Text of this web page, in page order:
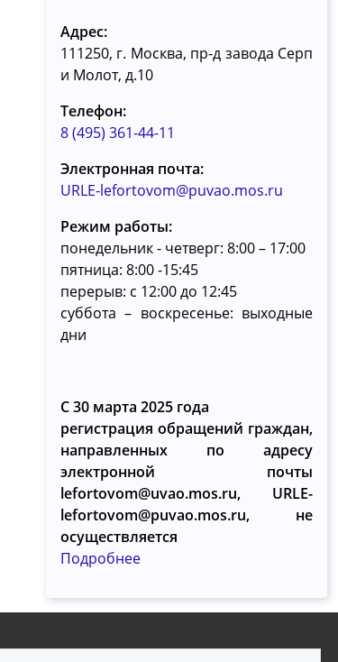
Адрес:
111250, г. Москва, пр-д завода Серп
и Молот, д.10
Телефон:
8 (495) 361-44-11
Электронная почта:
URLE-lefortovom@puvao.mos.ru
Режим работы:
понедельник - четверг: 8:00 – 17:00
пятница: 8:00 -15:45
перерыв: с 12:00 до 12:45
суббота – воскресенье: выходные
дни
С 30 марта 2025 года
регистрация обращений граждан,
направленных по адресу
электронной почты
lefortovom@uvao.mos.ru, URLE-
lefortovom@puvao.mos.ru, не
осуществляется
Подробнее